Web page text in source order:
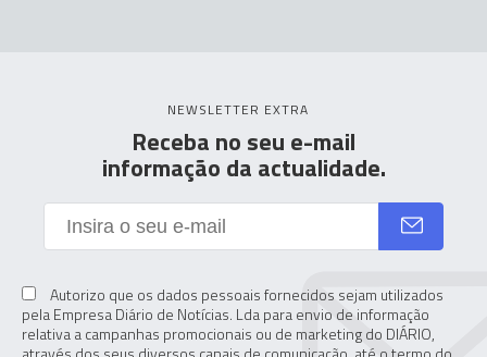
NEWSLETTER EXTRA
Receba no seu e-mail
informação da actualidade.
Autorizo que os dados pessoais fornecidos sejam utilizados
pela Empresa Diário de Notícias. Lda para envio de informação
relativa a campanhas promocionais ou de marketing do DIÁRIO,